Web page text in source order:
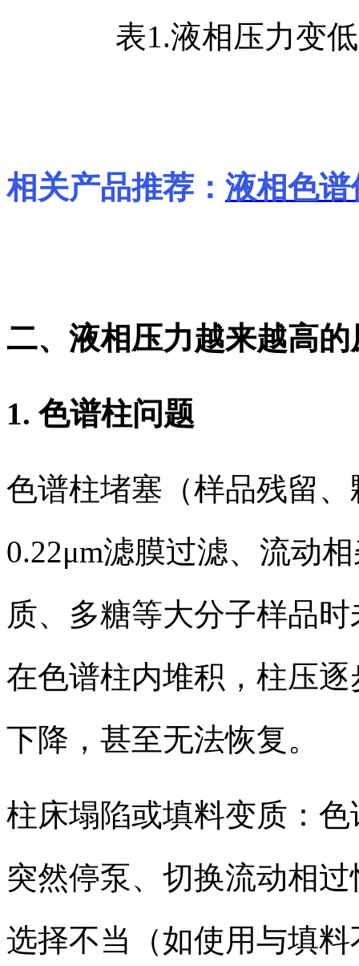
表1.液相压力变
相关产品推荐： 液相色
二、液相压力越来越高
1. 色谱柱问题
色谱柱堵塞（样品残留
0.22μm滤膜过滤、流动
质、多糖等大分子样品
在色谱柱内堆积，柱压
下降，甚至无法恢复。
柱床塌陷或填料变质：
突然停泵、切换流动相
选择不当（如使用与填